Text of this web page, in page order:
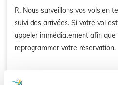
R. Nous surveillons vos vols en
suivi des arrivées. Si votre vol
appeler immédiatement afin que
reprogrammer votre réservation.
Q. Est-ce que des frais